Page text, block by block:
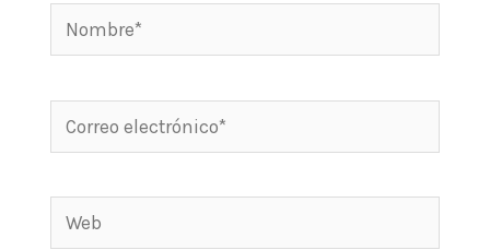
Nombre*
Correo
electrónico*
Web